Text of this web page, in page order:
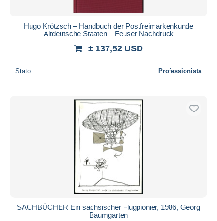
Hugo Krötzsch – Handbuch der Postfreimarkenkunde
Altdeutsche Staaten – Feuser Nachdruck
± 137,52 USD
Stato Professionista
SACHBÜCHER Ein sächsischer Flugpionier, 1986, Georg
Baumgarten